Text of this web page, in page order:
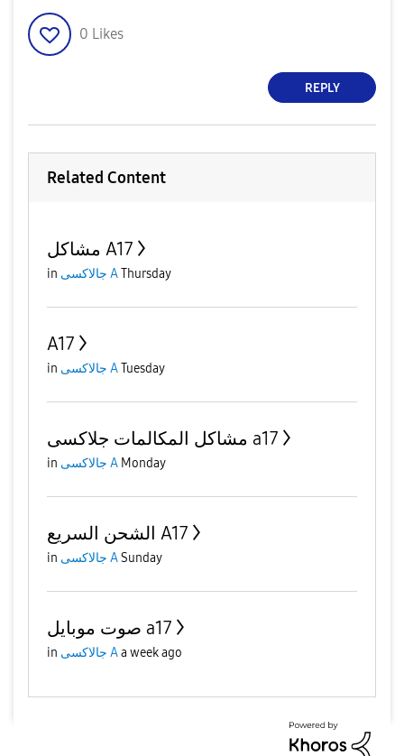
0 Likes
REPLY
Related Content
مشاكل A17
in جالاكسى AThursday
A17
in جالاكسى ATuesday
مشاكل المكالمات جلاكسى a17
in جالاكسى A Monday
الشحن السريع A17
in جالاكسى ASunday
صوت موبايل a17
in جالاكسى Aa week ago